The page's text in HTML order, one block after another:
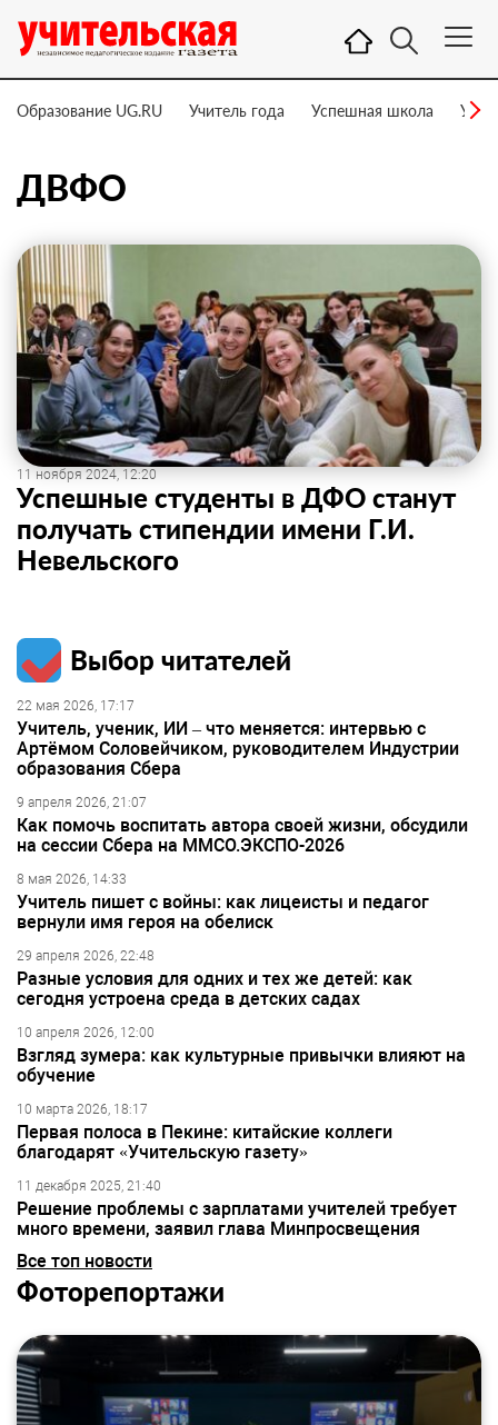
Образование UG.RU Учитель года Успешная школа
ДВФО
11 ноября 2024, 12:20
Успешные студенты в ДФО станут
получать стипендии имени Г.И.
Невельского
Выбор читателей
22 мая 2026, 17:17
Учитель, ученик, ИИ – что меняется: интервью с
Артёмом Соловейчиком, руководителем Индустрии
образования Сбера
9 апреля 2026, 21:07
Как помочь воспитать автора своей жизни, обсудили
на сессии Сбера на ММСО.ЭКСПО-2026
8 мая 2026, 14:33
Учитель пишет с войны: как лицеисты и педагог
вернули имя героя на обелиск
29 апреля 2026, 22:48
Разные условия для одних и тех же детей: как
сегодня устроена среда в детских садах
10 апреля 2026, 12:00
Взгляд зумера: как культурные привычки влияют на
обучение
10 марта 2026, 18:17
Первая полоса в Пекине: китайские коллеги
благодарят «Учительскую газету»
11 декабря 2025, 21:40
Решение проблемы с зарплатами учителей требует
много времени, заявил глава Минпросвещения
Все топ новости
Фоторепортажи